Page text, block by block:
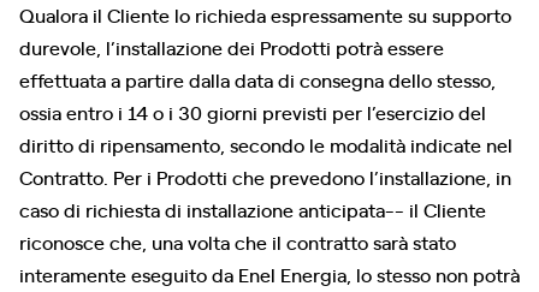
Qualora il Cliente lo richieda espressamente su supporto
durevole, l’installazione dei Prodotti potrà essere
effettuata a partire dalla data di consegna dello stesso,
ossia entro i 14 o i 30 giorni previsti per l’esercizio del
diritto di ripensamento, secondo le modalità indicate nel
Contratto. Per i Prodotti che prevedono l’installazione, in
caso di richiesta di installazione anticipata-- il Cliente
riconosce che, una volta che il contratto sarà stato
interamente eseguito da Enel Energia, lo stesso non potrà